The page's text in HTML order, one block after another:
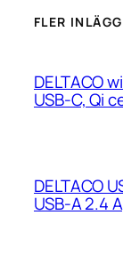
FLER INLÄGG
DELTACO
USB-C, Qi
DELTACO
USB-A 2.4